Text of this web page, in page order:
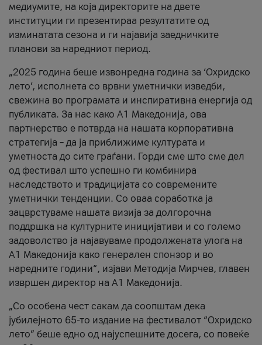
медиумите, на која директорите на двете
институции ги презентираа резултатите од
изминатата сезона и ги најавија заедничките
планови за наредниот период.
„2025 година беше извонредна година за ‘Охридско
лето’, исполнета со врвни уметнички изведби,
свежина во програмата и инспиративна енергија од
публиката. За нас како A1 Македонија, ова
партнерство е потврда на нашата корпоративна
стратегија – да ја приближиме културата и
уметноста до сите граѓани. Горди сме што сме дел
од фестивал што успешно ги комбинира
наследството и традицијата со современите
уметнички тенденции. Со оваа соработка ја
зацврстуваме нашата визија за долгорочна
поддршка на културните иницијативи и со големо
задоволство ја најавуваме продолжената улога на
A1 Македонија како генерален спонзор и во
наредните години“, изјави Методија Мирчев, главен
извршен директор на A1 Македонија.
„Со особена чест сакам да соопштам дека
јубилејното 65-то издание на фестивалот “Охридско
лето” беше едно од најуспешните досега, со повеќе